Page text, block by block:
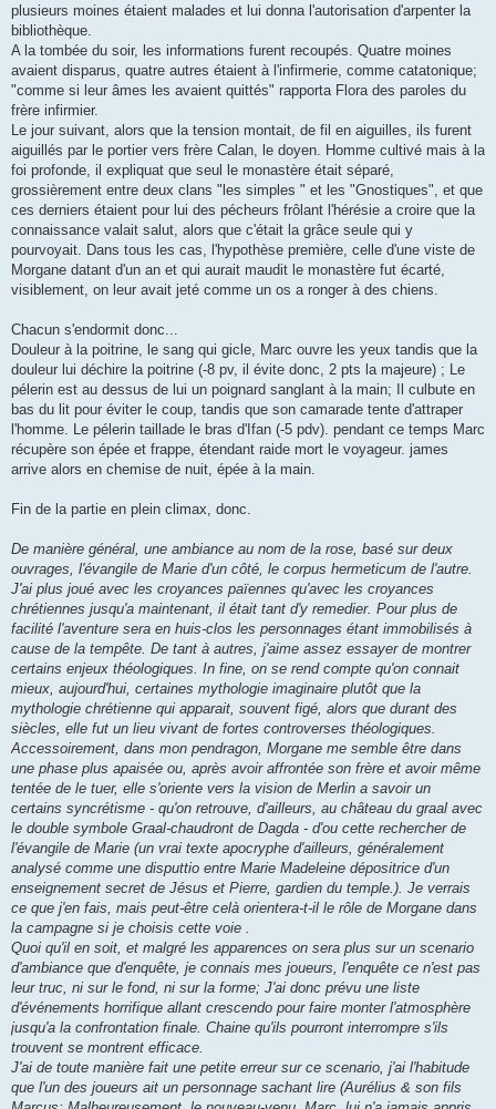
plusieurs moines étaient malades et lui donna l'autorisation d'arpenter la
bibliothèque.
A la tombée du soir, les informations furent recoupés. Quatre moines
avaient disparus, quatre autres étaient à l'infirmerie, comme catatonique;
"comme si leur âmes les avaient quittés" rapporta Flora des paroles du
frère infirmier.
Le jour suivant, alors que la tension montait, de fil en aiguilles, ils furent
aiguillés par le portier vers frère Calan, le doyen. Homme cultivé mais à la
foi profonde, il expliquat que seul le monastère était séparé,
grossièrement entre deux clans "les simples " et les "Gnostiques", et que
ces derniers étaient pour lui des pécheurs frôlant l'hérésie a croire que la
connaissance valait salut, alors que c'était la grâce seule qui y
pourvoyait. Dans tous les cas, l'hypothèse première, celle d'une viste de
Morgane datant d'un an et qui aurait maudit le monastère fut écarté,
visiblement, on leur avait jeté comme un os a ronger à des chiens.
Chacun s'endormit donc...
Douleur à la poitrine, le sang qui gicle, Marc ouvre les yeux tandis que la
douleur lui déchire la poitrine (-8 pv, il évite donc, 2 pts la majeure) ; Le
pélerin est au dessus de lui un poignard sanglant à la main; Il culbute en
bas du lit pour éviter le coup, tandis que son camarade tente d'attraper
l'homme. Le pélerin taillade le bras d'Ifan (-5 pdv). pendant ce temps Marc
récupère son épée et frappe, étendant raide mort le voyageur. james
arrive alors en chemise de nuit, épée à la main.
Fin de la partie en plein climax, donc.
De manière général, une ambiance au nom de la rose, basé sur deux
ouvrages, l'évangile de Marie d'un côté, le corpus hermeticum de l'autre.
J'ai plus joué avec les croyances païennes qu'avec les croyances
chrétiennes jusqu'a maintenant, il était tant d'y remedier. Pour plus de
facilité l'aventure sera en huis-clos les personnages étant immobilisés à
cause de la tempête. De tant à autres, j'aime assez essayer de montrer
certains enjeux théologiques. In fine, on se rend compte qu'on connait
mieux, aujourd'hui, certaines mythologie imaginaire plutôt que la
mythologie chrétienne qui apparait, souvent figé, alors que durant des
siècles, elle fut un lieu vivant de fortes controverses théologiques.
Accessoirement, dans mon pendragon, Morgane me semble être dans
une phase plus apaisée ou, après avoir affrontée son frère et avoir même
tentée de le tuer, elle s'oriente vers la vision de Merlin a savoir un
certains syncrétisme - qu'on retrouve, d'ailleurs, au château du graal avec
le double symbole Graal-chaudront de Dagda - d'ou cette rechercher de
l'évangile de Marie (un vrai texte apocryphe d'ailleurs, généralement
analysé comme une disputtio entre Marie Madeleine dépositrice d'un
enseignement secret de Jésus et Pierre, gardien du temple.). Je verrais
ce que j'en fais, mais peut-être celà orientera-t-il le rôle de Morgane dans
la campagne si je choisis cette voie .
Quoi qu'il en soit, et malgré les apparences on sera plus sur un scenario
d'ambiance que d'enquête, je connais mes joueurs, l'enquête ce n'est pas
leur truc, ni sur le fond, ni sur la forme; J'ai donc prévu une liste
d'événements horrifique allant crescendo pour faire monter l'atmosphère
jusqu'a la confrontation finale. Chaine qu'ils pourront interrompre s'ils
trouvent se montrent efficace.
J'ai de toute manière fait une petite erreur sur ce scenario, j'ai l'habitude
que l'un des joueurs ait un personnage sachant lire (Aurélius & son fils